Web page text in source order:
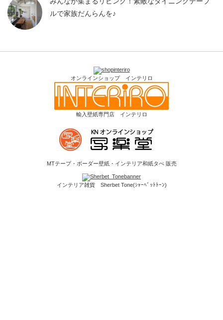
ルで家族だんらんを♪
オンラインショップ インテリロ
輸入壁紙専門店 インテリロ
MTテープ・ボーダー壁紙・インテリア和紙タぺ 販売
インテリア雑貨 Sherbet Tone(ｼｬｰﾍﾞｯﾄﾄｰﾝ)